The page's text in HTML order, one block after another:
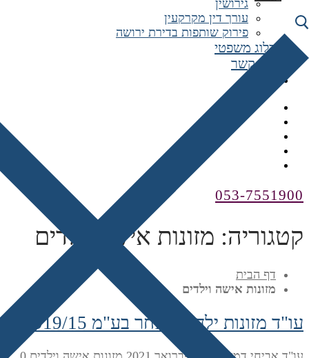
גירושין
עורך דין מקרקעין
פירוק שותפות בדירת ירושה
בלוג משפטי
צור קשר
053-7551900
קטגוריה: מזונות אישה וילדים
דף הבית
מזונות אישה וילדים
עו"ד מזונות ילדים לאחר בע"מ 919/15